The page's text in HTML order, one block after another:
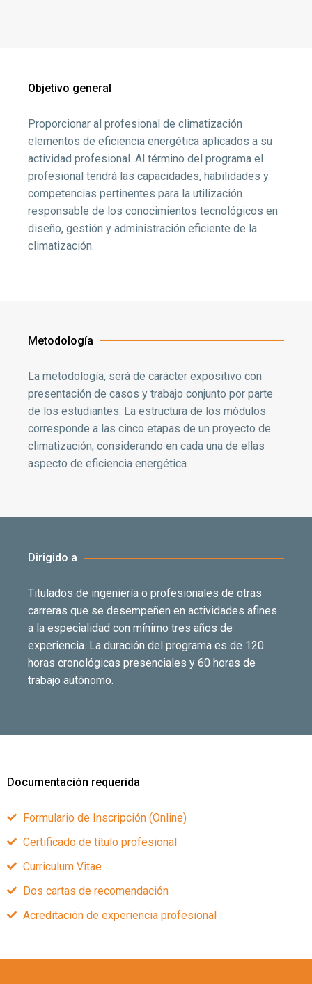
Objetivo general
Proporcionar al profesional de climatización
elementos de eficiencia energética aplicados a su
actividad profesional. Al término del programa el
profesional tendrá las capacidades, habilidades y
competencias pertinentes para la utilización
responsable de los conocimientos tecnológicos en
diseño, gestión y administración eficiente de la
climatización.
Metodología
La metodología, será de carácter expositivo con
presentación de casos y trabajo conjunto por parte
de los estudiantes. La estructura de los módulos
corresponde a las cinco etapas de un proyecto de
climatización, considerando en cada una de ellas
aspecto de eficiencia energética.
Dirigido a
Titulados de ingeniería o profesionales de otras
carreras que se desempeñen en actividades afines
a la especialidad con mínimo tres años de
experiencia. La duración del programa es de 120
horas cronológicas presenciales y 60 horas de
trabajo autónomo.
Documentación requerida
Formulario de Inscripción (Online)
Certificado de título profesional
Curriculum Vitae
Dos cartas de recomendación
Acreditación de experiencia profesional